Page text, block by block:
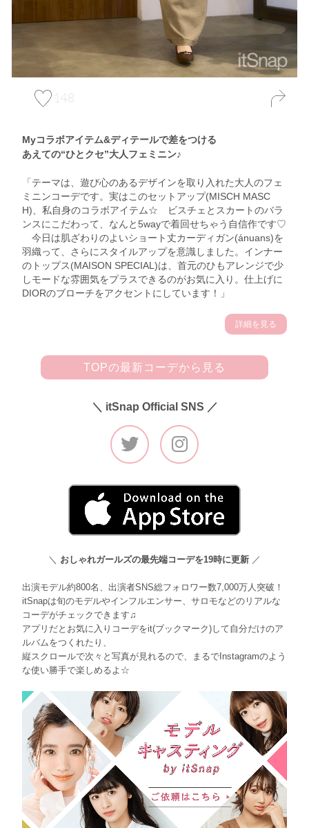
148
Myコラボアイテム&ディテールで差をつける
あえての“ひとクセ”大人フェミニン♪
「テーマは、遊び心のあるデザインを取り入れた大人のフェ
ミニンコーデです。実はこのセットアップ(MISCH MASC
H)、私自身のコラボアイテム☆ ビスチェとスカートのバラ
ンスにこだわって、なんと5wayで着回せちゃう自信作です♡
今日は肌ざわりのよいショート丈カーディガン(ánuans)を
羽織って、さらにスタイルアップを意識しました。インナー
のトップス(MAISON SPECIAL)は、首元のひもアレンジで少
しモードな雰囲気をプラスできるのがお気に入り。仕上げに
DIORのブローチをアクセントにしています！」
詳細を見る
TOPの最新コーデから見る
＼ itSnap Official SNS ／
＼ おしゃれガールズの最先端コーデを19時に更新 ／
出演モデル約800名、出演者SNS総フォロワー数7,000万人突破！
itSnapは旬のモデルやインフルエンサー、サロモなどのリアルな
コーデがチェックできます♫
アプリだとお気に入りコーデをit(ブックマーク)して自分だけのア
ルバムをつくれたり、
縦スクロールで次々と写真が見れるので、まるでInstagramのよう
な使い勝手で楽しめるよ☆